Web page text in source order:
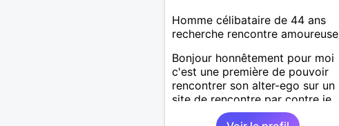
Homme célibataire de 44 ans
recherche rencontre amoureuse
Bonjour honnêtement pour moi
c'est une première de pouvoir
rencontrer son alter-ego sur un
site de rencontre par contre je
suis dinamique entreprenant